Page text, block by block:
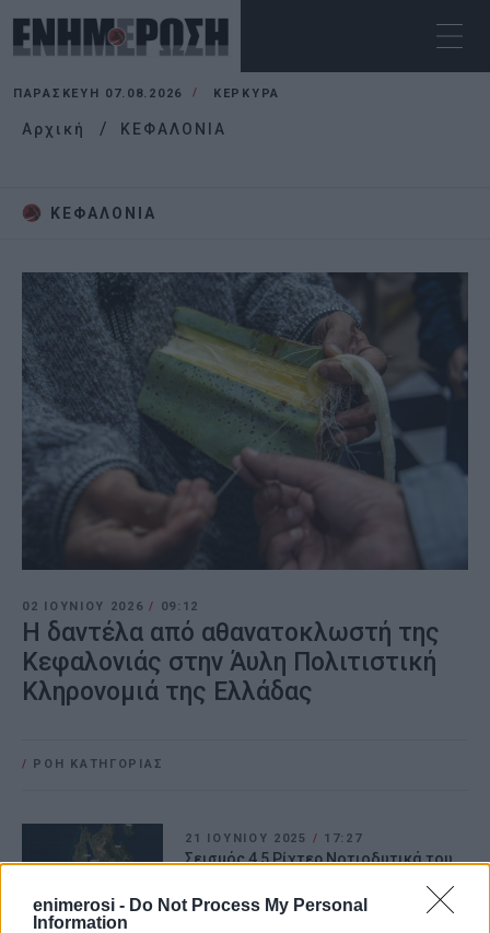
enimerosi - Do Not Process My Personal
Information
ΠΑΡΑΣΚΕΥΉ 07.08.2026 ΚΕΡΚΥΡΑ
Αρχική ΚΕΦΑΛΟΝΙΑ
ΚΕΦΑΛΟΝΙΑ
02 ΙΟΥΝΊΟΥ 2026/ 09:12
Η δαντέλα από αθανατοκλωστή της
Κεφαλονιάς στην Άυλη Πολιτιστική
Κληρονομιά της Ελλάδας
/ ΡΟΗ ΚΑΤΗΓΟΡΙΑΣ
21 ΙΟΥΝΊΟΥ 2025 / 17:27
Σεισμός 4,5 Ρίχτερ Νοτιοδυτικά του